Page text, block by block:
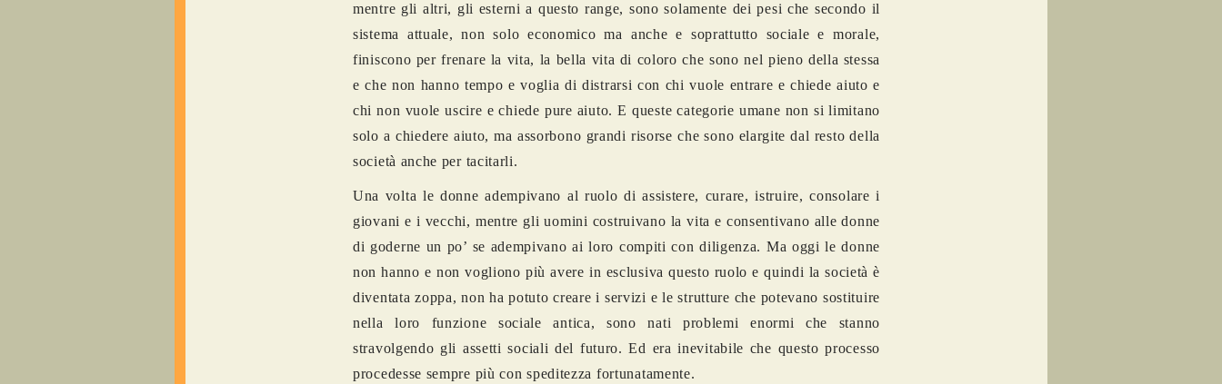
mentre gli altri, gli esterni a questo range, sono solamente dei pesi che secondo il
sistema attuale, non solo economico ma anche e soprattutto sociale e morale,
finiscono per frenare la vita, la bella vita di coloro che sono nel pieno della stessa
e che non hanno tempo e voglia di distrarsi con chi vuole entrare e chiede aiuto e
chi non vuole uscire e chiede pure aiuto. E queste categorie umane non si limitano
solo a chiedere aiuto, ma assorbono grandi risorse che sono elargite dal resto della
società anche per tacitarli.
Una volta le donne adempivano al ruolo di assistere, curare, istruire, consolare i
giovani e i vecchi, mentre gli uomini costruivano la vita e consentivano alle donne
di goderne un po’ se adempivano ai loro compiti con diligenza. Ma oggi le donne
non hanno e non vogliono più avere in esclusiva questo ruolo e quindi la società è
diventata zoppa, non ha potuto creare i servizi e le strutture che potevano sostituire
nella loro funzione sociale antica, sono nati problemi enormi che stanno
stravolgendo gli assetti sociali del futuro. Ed era inevitabile che questo processo
procedesse sempre più con speditezza fortunatamente.